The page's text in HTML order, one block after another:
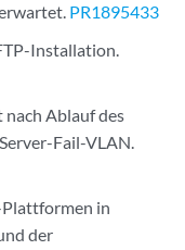
PR1895433
Installation.
Ablauf des
Fail-VLAN.
Plattformen in
der